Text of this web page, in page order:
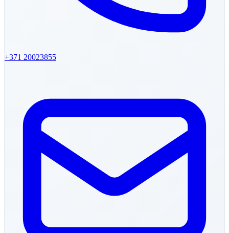
+371 20023855